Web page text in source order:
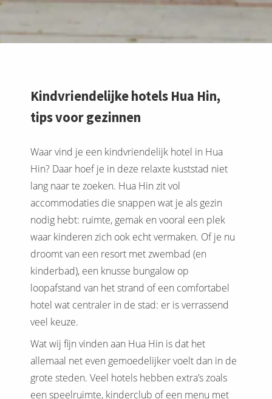
Kindvriendelijke hotels Hua Hin,
tips voor gezinnen
Waar vind je een kindvriendelijk hotel in Hua
Hin? Daar hoef je in deze relaxte kuststad niet
lang naar te zoeken. Hua Hin zit vol
accommodaties die snappen wat je als gezin
nodig hebt: ruimte, gemak en vooral een plek
waar kinderen zich ook echt vermaken. Of je nu
droomt van een resort met zwembad (en
kinderbad), een knusse bungalow op
loopafstand van het strand of een comfortabel
hotel wat centraler in de stad: er is verrassend
veel keuze.
Wat wij fijn vinden aan Hua Hin is dat het
allemaal net even gemoedelijker voelt dan in de
grote steden. Veel hotels hebben extra’s zoals
een speelruimte, kinderclub of een menu met